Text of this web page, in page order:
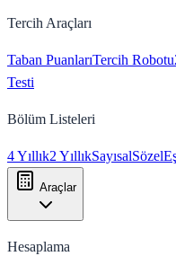
Tercih Araçları
Taban PuanlarıTercih Robotu
Testi
Bölüm Listeleri
4 Yıllık2 YıllıkSayısalSözel
Araçlar
Hesaplama